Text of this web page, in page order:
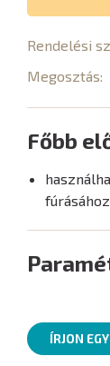
Rendelési
Megosztás:
Főbb
fúrásához
ÍRJON